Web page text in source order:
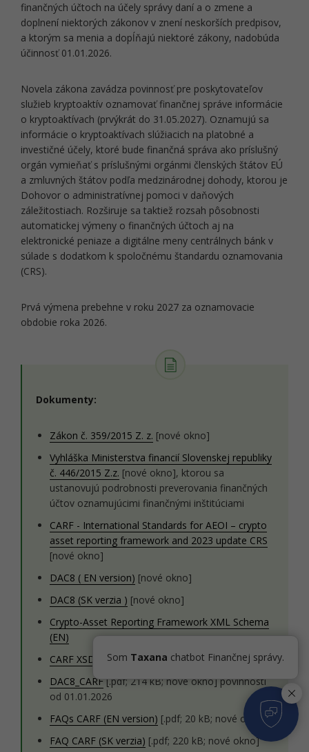
finančných účtoch na účely správy daní a o zmene a
doplnení niektorých zákonov v znení neskorších predpisov,
a ktorým sa menia a dopĺňajú niektoré zákony, nadobúda
účinnosť 01.01.2026.
Novela zákona zavádza povinnosť pre poskytovateľov
služieb kryptoaktív oznamovať finančnej správe informácie
o kryptoaktívach (prvýkrát do 31.05.2027). Oznamujú sa
informácie o kryptoaktívach slúžiacich na platobné a
investičné účely, ktoré bude finančná správa ako príslušný
orgán vymieňať s príslušnými orgánmi členských štátov EÚ
a zmluvných štátov podľa medzinárodnej dohody, ktorou je
Dohovor o administratívnej pomoci v daňových
záležitostiach. Rozširuje sa taktiež rozsah pôsobnosti
automatickej výmeny o finančných účtoch aj na
elektronické peniaze a digitálne meny centrálnych bánk v
súlade s dodatkom k spoločnému štandardu oznamovania
(CRS).
Prvá výmena prebehne v roku 2027 za oznamovacie
obdobie roka 2026.
Dokumenty:
Zákon č. 359/2015 Z. z. [nové okno]
Vyhláška Ministerstva financií Slovenskej republiky
č. 446/2015 Z.z. [nové okno], ktorou sa
ustanovujú podrobnosti preverovania finančných
účtov oznamujúcimi finančnými inštitúciami
CARF - International Standards for AEOI – crypto
asset reporting framework and 2023 update CRS
[nové okno]
DAC8 ( EN version) [nové okno]
DAC8 (SK verzia ) [nové okno]
Crypto-Asset Reporting Framework XML Schema
(EN)
CARF XSD v 1.5[.zip; 17 kB; nové okno]
DAC8_CARF [.pdf; 214 kB; nové okno] povinnosti
od 01.01.2026
FAQs CARF (EN version) [.pdf; 20 kB; nové okno]
FAQ CARF (SK verzia) [.pdf; 220 kB; nové okno]
Som Taxana chatbot Finančnej správy.